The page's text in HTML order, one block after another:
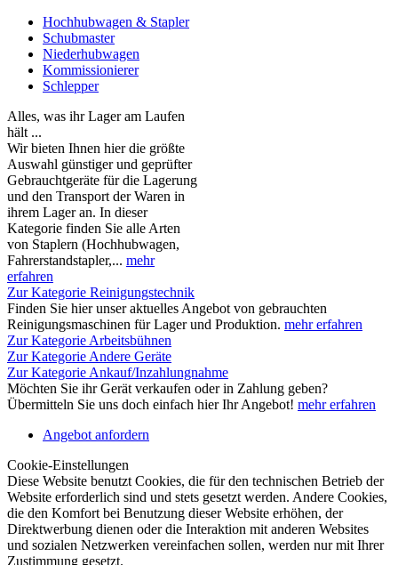
Hochhubwagen & Stapler
Schubmaster
Niederhubwagen
Kommissionierer
Schlepper
Alles, was ihr Lager am Laufen
hält ...
Wir bieten Ihnen hier die größte
Auswahl günstiger und geprüfter
Gebrauchtgeräte für die Lagerung
und den Transport der Waren in
ihrem Lager an. In dieser
Kategorie finden Sie alle Arten
von Staplern (Hochhubwagen,
Fahrerstandstapler,... mehr
erfahren
Zur Kategorie Reinigungstechnik
Finden Sie hier unser aktuelles Angebot von gebrauchten
Reinigungsmaschinen für Lager und Produktion. mehr erfahren
Zur Kategorie Arbeitsbühnen
Zur Kategorie Andere Geräte
Zur Kategorie Ankauf/Inzahlungnahme
Möchten Sie ihr Gerät verkaufen oder in Zahlung geben?
Übermitteln Sie uns doch einfach hier Ihr Angebot! mehr erfahren
Angebot anfordern
Cookie-Einstellungen
Diese Website benutzt Cookies, die für den technischen Betrieb der
Website erforderlich sind und stets gesetzt werden. Andere Cookies,
die den Komfort bei Benutzung dieser Website erhöhen, der
Direktwerbung dienen oder die Interaktion mit anderen Websites
und sozialen Netzwerken vereinfachen sollen, werden nur mit Ihrer
Zustimmung gesetzt.